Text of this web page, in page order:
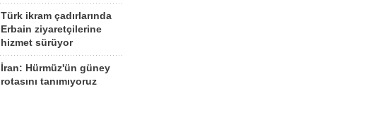
Türk ikram çadırlarında
Erbain ziyaretçilerine
hizmet sürüyor
İran: Hürmüz'ün güney
rotasını tanımıyoruz